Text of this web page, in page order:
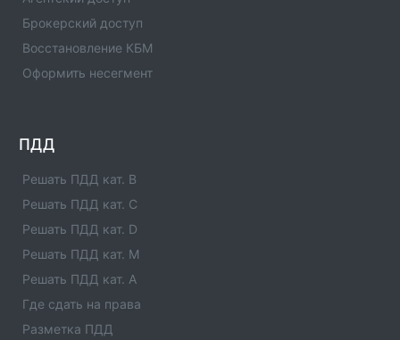
Оператор техосмотра №00976
Информация об операторе технического осмотра.
оператора, статус оператора, телефны и адреса.
Информация об операторе технического осмотра.
Оператор техосмотра №00975. Список пунктов
оператора, статус оператора, телефны и адреса.
Информация об операторе технического осмотра.
Оператор техосмотра №00974. Список пунктов
Оператор техосмотра №00973
Информация об операторе технического осмотра.
Брокерский доступ
Восстановление КБМ
Оформить несегмент
ПДД
Решать ПДД кат. B
Решать ПДД кат. C
Решать ПДД кат. D
Решать ПДД кат. M
Решать ПДД кат. A
Где сдать на права
Разметка ПДД